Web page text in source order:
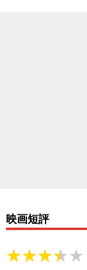
映画短評
★★★★★
★★★★★